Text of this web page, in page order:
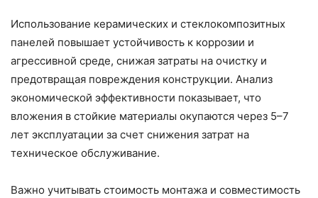
Использование керамических и стеклокомпозитных
панелей повышает устойчивость к коррозии и
агрессивной среде, снижая затраты на очистку и
предотвращая повреждения конструкции. Анализ
экономической эффективности показывает, что
вложения в стойкие материалы окупаются через 5–7
лет эксплуатации за счет снижения затрат на
техническое обслуживание.
Важно учитывать стоимость монтажа и совместимость